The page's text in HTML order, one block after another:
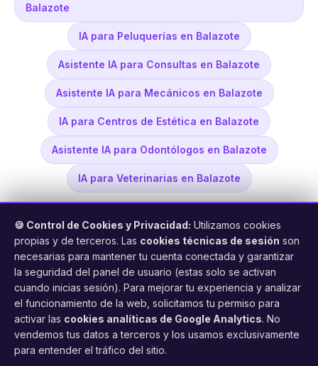
Balazote
IA para Peluquerías en Balazote
Asistente IA para Consultas en Balazote
Asistente IA para Mecánicos en Balazote
IA para Centros de Estética en Balazote
Asistente IA para Odontólogos en Balazote
IA para Veterinarias en Balazote
FacilCita
Asistente inteligente de citas por teléfono y WhatsApp.
Gestión profesional de agenda con IA para tu negocio.
🍪 Control de Cookies y Privacidad: Utilizamos cookies
propias y de terceros. Las cookies técnicas de sesión son
necesarias para mantener tu cuenta conectada y garantizar
la seguridad del panel de usuario (estas solo se activan
cuando inicias sesión). Para mejorar tu experiencia y analizar
el funcionamiento de la web, solicitamos tu permiso para
activar las cookies analíticas de Google Analytics. No
vendemos tus datos a terceros y los usamos exclusivamente
para entender el tráfico del sitio.